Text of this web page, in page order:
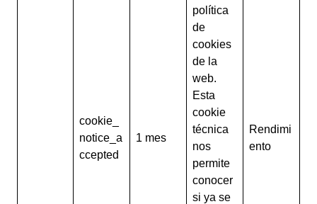
cookie_
notice_a
ccepted
1 mes
política
de
cookies
de la
web.
Esta
cookie
técnica
nos
permite
conocer
si ya se
Rendimi
ento